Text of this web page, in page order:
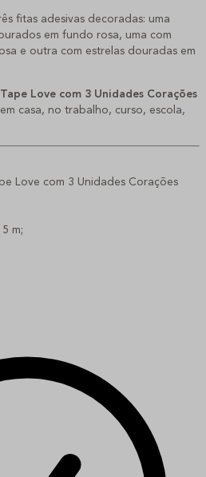
fitas adesivas decoradas: uma
em fundo rosa, uma com
e outra com estrelas douradas em
Love com 3 Unidades Corações
casa, no trabalho, curso, escola,
Love com 3 Unidades Corações
m;